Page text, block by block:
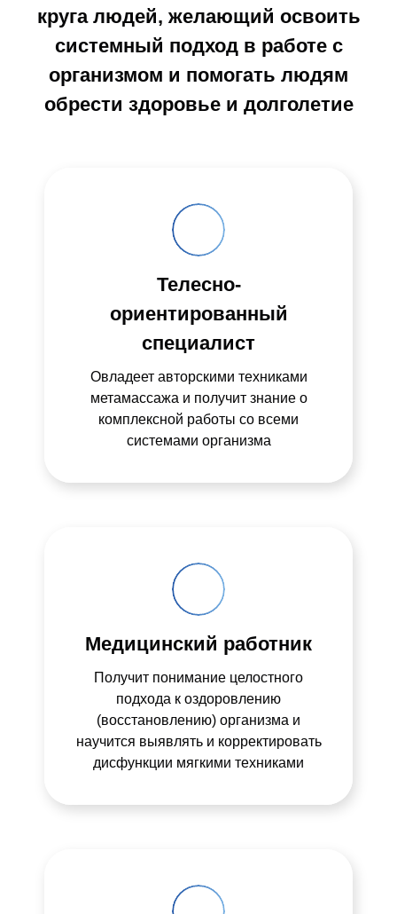
круга людей, желающий освоить
системный подход в работе с
организмом и помогать людям
обрести здоровье и долголетие
Телесно-
ориентированный
специалист
Овладеет авторскими техниками
метамассажа и получит знание о
комплексной работы со всеми
системами организма
Медицинский работник
Получит понимание целостного
подхода к оздоровлению
(восстановлению) организма и
научится выявлять и корректировать
дисфункции мягкими техниками